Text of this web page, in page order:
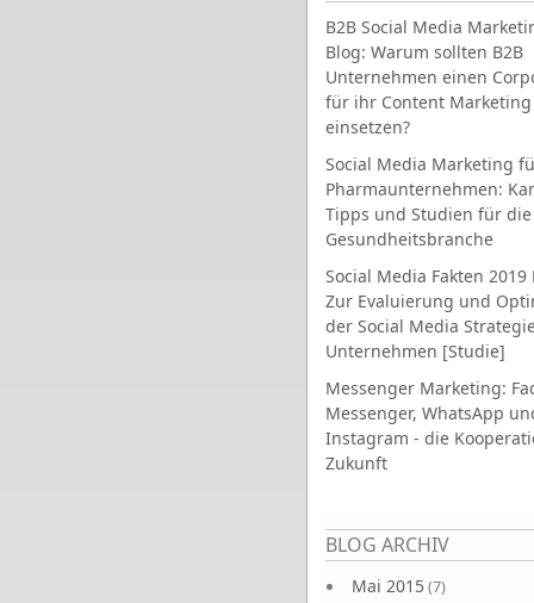
B2B Social Media
Blog: Warum sollten B2B
Unternehmen einen
für ihr Content Marketing
einsetzen?
Social Media Marketing
Pharmaunternehmen:
Tipps und Studien für die
Gesundheitsbranche
Social Media Fakten 2019
Zur Evaluierung und
der Social Media
Unternehmen [Studie]
Messenger Marketing:
Messenger, WhatsApp
Instagram - die
Zukunft
BLOG ARCHIV
Mai 2015(7)
Seiten